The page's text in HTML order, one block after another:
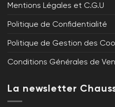
Mentions Légales et C.G.U
Politique de Confidentialité
Politique de Gestion des
Conditions Générales de
La newsletter